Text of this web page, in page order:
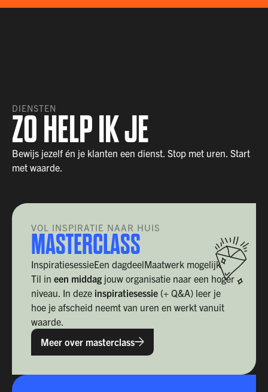
DIENSTEN
ZO HELP IK JE
Bewijs jezelf én je klanten een dienst. Stop met uren. Start
met waarde.
VOL INSPIRATIE NAAR HUIS
MASTERCLASS
InspiratiesessieEen dagdeelMaatwerk mogelijk
Til in een middag jouw organisatie naar een hoger
niveau. In deze inspiratiesessie (+ Q&A) leer je
hoe je afscheid neemt van uren en werkt vanuit
waarde.
Meer over masterclass